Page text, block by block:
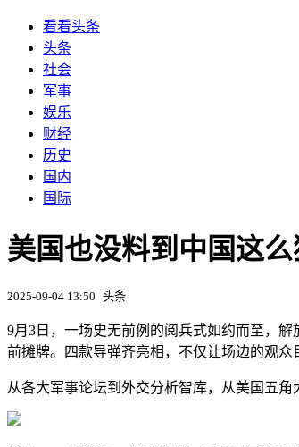
看看头条
头条
社会
军事
娱乐
财经
历史
国内
国际
美国也没料到中国这
2025-09-04 13:50 头条
9月3日，一场史无前例的阅兵式如约而至，
前摊牌。四款导弹齐亮相，不仅让场边的观众
从各大军事论坛到外交分析智库，从美国五